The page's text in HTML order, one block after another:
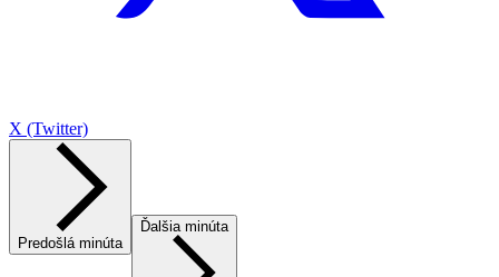
X (Twitter)
Predošlá minúta
Ďalšia minúta